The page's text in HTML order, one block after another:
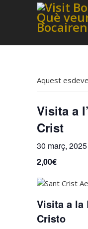
Aquest
Visita a
Crist
30 març,
2,00€
Visita a la
Cristo